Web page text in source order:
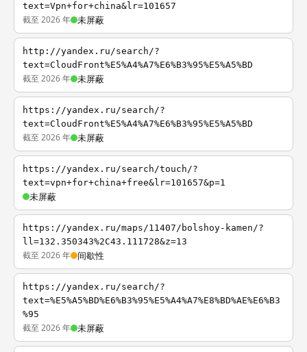
text=Vpn+for+china&lr=101657
截至 2026 年 未屏蔽
http://yandex.ru/search/?
text=CloudFront%E5%A4%A7%E6%B3%95%E5%A5%BD
截至 2026 年 未屏蔽
https://yandex.ru/search/?
text=CloudFront%E5%A4%A7%E6%B3%95%E5%A5%BD
截至 2026 年 未屏蔽
https://yandex.ru/search/touch/?
text=vpn+for+china+free&lr=101657&p=1
未屏蔽
https://yandex.ru/maps/11407/bolshoy-kamen/?
ll=132.350343%2C43.111728&z=13
截至 2026 年 间歇性
https://yandex.ru/search/?
text=%E5%A5%BD%E6%B3%95%E5%A4%A7%E8%BD%AE%E6%B3
%95
截至 2026 年 未屏蔽